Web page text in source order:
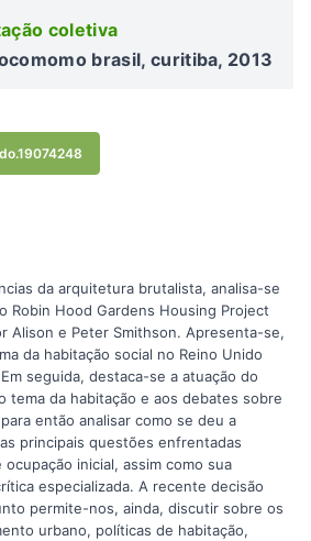
coletiva
brasil, curitiba, 2013
da arquitetura brutalista, analisa-se
Robin Hood Gardens Housing Project
Alison e Peter Smithson. Apresenta-se,
da habitação social no Reino Unido
seguida, destaca-se a atuação do
tema da habitação e aos debates sobre
então analisar como se deu a
principais questões enfrentadas
inicial, assim como sua
especializada. A recente decisão
permite-nos, ainda, discutir sobre os
urbano, políticas de habitação,